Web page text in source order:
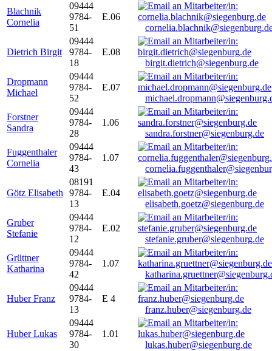
Blachnik
Cornelia
09444
9784-
51
E.06
Dietrich Birgit
09444
9784-
18
E.08
birgit.dietrich@siegenburg.de
Dropmann
Michael
09444
9784-
52
E.07
Forstner
Sandra
09444
9784-
28
1.06
sandra.forstner@siegenburg.de
Fuggenthaler
Cornelia
09444
9784-
43
1.07
Götz Elisabeth
08191
9784-
13
E.04
elisabeth.goetz@siegenburg.de
Gruber
Stefanie
09444
9784-
12
E.02
stefanie.gruber@siegenburg.de
Grüttner
Katharina
09444
9784-
42
1.07
Huber Franz
09444
9784-
13
E 4
franz.huber@siegenburg.de
Huber Lukas
09444
9784-
30
1.01
lukas.huber@siegenburg.de